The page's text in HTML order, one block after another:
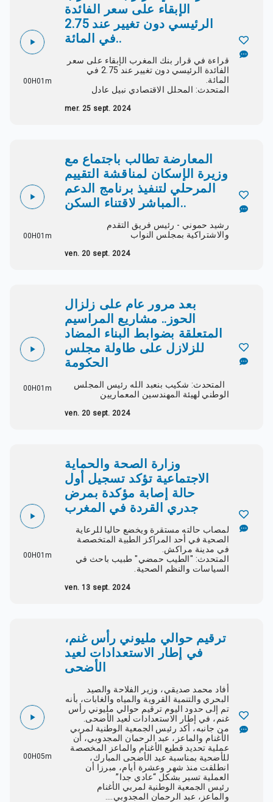
00H01m
الإبقاء على سعر الفائدة
الرئيسي دون تغيير عند 2.75
في المائة..
قراءة في قرار بنك المغرب الإبقاء على سعر
الفائدة الرئيسي دون تغيير عند 2.75 في
المائة.
المتحدث: المحلل الاقتصادي نبيل عادل
mer. 25 sept. 2024
00H01m
المعارضة تطالب باجتماع مع
وزيرة الإسكان لمناقشة التقييم
المرحلي لتنفيذ برنامج الدعم
المباشر لاقتناء السكن..
رشيد حموني - رئيس فريق التقدم
والاشتراكية بمجلس النواب
ven. 20 sept. 2024
00H01m
بعد مرور عام على زلزال
الحوز.. مشاريع المراسيم
المتعلقة بضوابط البناء المضاد
للزلازل على طاولة مجلس
الحكومة
المتحدث: شكيب بنعبد الله رئيس المجلس
الوطني لهيئة المهندسين المعماريين
ven. 20 sept. 2024
00H01m
وزارة الصحة والحماية
الاجتماعية تؤكد تسجيل أول
حالة إصابة مؤكدة بمرض
جدري القردة في المغرب
‎لمصاب حالته مستقرة ويخضع حاليا للرعاية
الصحية في أحد المراكز الطبية المتخصصة
في مدينة مراكش.
المتحدث: "الطيب حمضي" طبيب باحث في
السياسات والنظم الصحية.
ven. 13 sept. 2024
00H05m
ترقيم حوالي مليوني رأس غنم،
في إطار الاستعدادات لعيد
الأضحى
أفاد محمد صديقي، وزير الفلاحة والصيد
البحري والتنمية القروية والمياه والغابات، بأنه
تم إلى حدود اليوم ترقيم حوالي مليوني رأس
غنم، في إطار الاستعدادات لعيد الأضحى.
من جانبه، أكد رئيس الجمعية الوطنية لمربي
الأغنام والماعز، عبد الرحمان المجدوبي، أن
عملية تحديد قطيع الأغنام والماعز المخصصة
للأضحية بمناسبة عيد الأضحى المبارك،
انطلقت منذ شهر وعشرة أيام، مبرزا أن
العملية تسير بشكل “عادي جدا”
رئيس الجمعية الوطنية لمربي الأغنام
والماعز، عبد الرحمان المجدوبي….